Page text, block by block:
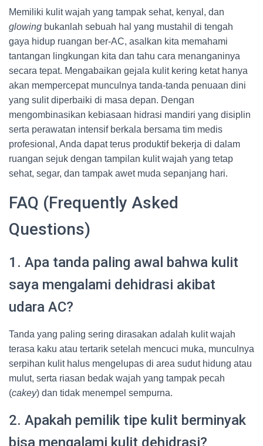
Memiliki kulit wajah yang tampak sehat, kenyal, dan
glowing bukanlah sebuah hal yang mustahil di tengah
gaya hidup ruangan ber-AC, asalkan kita memahami
tantangan lingkungan kita dan tahu cara menanganinya
secara tepat. Mengabaikan gejala kulit kering ketat hanya
akan mempercepat munculnya tanda-tanda penuaan dini
yang sulit diperbaiki di masa depan. Dengan
mengombinasikan kebiasaan hidrasi mandiri yang disiplin
serta perawatan intensif berkala bersama tim medis
profesional, Anda dapat terus produktif bekerja di dalam
ruangan sejuk dengan tampilan kulit wajah yang tetap
sehat, segar, dan tampak awet muda sepanjang hari.
FAQ (Frequently Asked
Questions)
1. Apa tanda paling awal bahwa kulit
saya mengalami dehidrasi akibat
udara AC?
Tanda yang paling sering dirasakan adalah kulit wajah
terasa kaku atau tertarik setelah mencuci muka, munculnya
serpihan kulit halus mengelupas di area sudut hidung atau
mulut, serta riasan bedak wajah yang tampak pecah
(cakey) dan tidak menempel sempurna.
2. Apakah pemilik tipe kulit berminyak
bisa mengalami kulit dehidrasi?